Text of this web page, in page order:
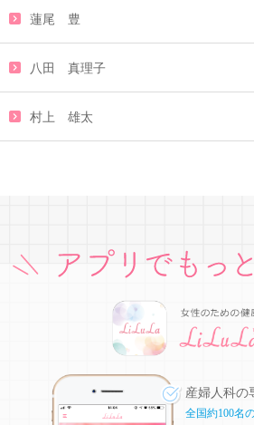
蓮尾 豊
八田 真理子
村上 雄太
産婦人科の
全国約100名